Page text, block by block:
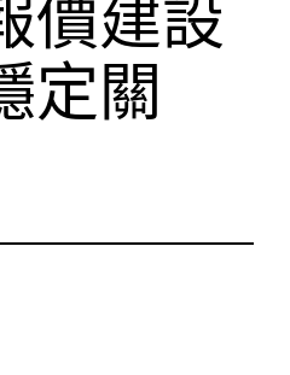
價建設
定關